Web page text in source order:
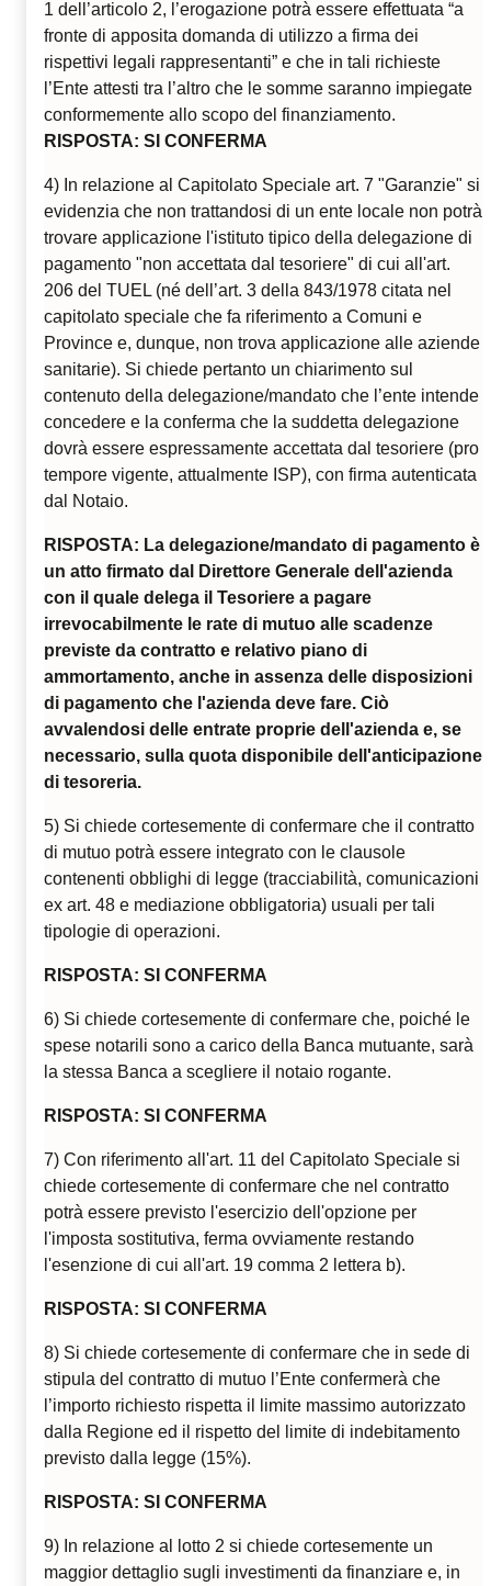
1 dell’articolo 2, l’erogazione potrà essere effettuata “a
fronte di apposita domanda di utilizzo a firma dei
rispettivi legali rappresentanti” e che in tali richieste
l’Ente attesti tra l’altro che le somme saranno impiegate
conformemente allo scopo del finanziamento.
RISPOSTA: SI CONFERMA
4) In relazione al Capitolato Speciale art. 7 "Garanzie" si
evidenzia che non trattandosi di un ente locale non potrà
trovare applicazione l'istituto tipico della delegazione di
pagamento "non accettata dal tesoriere" di cui all'art.
206 del TUEL (né dell’art. 3 della 843/1978 citata nel
capitolato speciale che fa riferimento a Comuni e
Province e, dunque, non trova applicazione alle aziende
sanitarie). Si chiede pertanto un chiarimento sul
contenuto della delegazione/mandato che l’ente intende
concedere e la conferma che la suddetta delegazione
dovrà essere espressamente accettata dal tesoriere (pro
tempore vigente, attualmente ISP), con firma autenticata
dal Notaio.
RISPOSTA: La delegazione/mandato di pagamento è
un atto firmato dal Direttore Generale dell'azienda
con il quale delega il Tesoriere a pagare
irrevocabilmente le rate di mutuo alle scadenze
previste da contratto e relativo piano di
ammortamento, anche in assenza delle disposizioni
di pagamento che l'azienda deve fare. Ciò
avvalendosi delle entrate proprie dell'azienda e, se
necessario, sulla quota disponibile dell'anticipazione
di tesoreria.
5) Si chiede cortesemente di confermare che il contratto
di mutuo potrà essere integrato con le clausole
contenenti obblighi di legge (tracciabilità, comunicazioni
ex art. 48 e mediazione obbligatoria) usuali per tali
tipologie di operazioni.
RISPOSTA: SI CONFERMA
6) Si chiede cortesemente di confermare che, poiché le
spese notarili sono a carico della Banca mutuante, sarà
la stessa Banca a scegliere il notaio rogante.
RISPOSTA: SI CONFERMA
7) Con riferimento all'art. 11 del Capitolato Speciale si
chiede cortesemente di confermare che nel contratto
potrà essere previsto l'esercizio dell'opzione per
l'imposta sostitutiva, ferma ovviamente restando
l'esenzione di cui all'art. 19 comma 2 lettera b).
RISPOSTA: SI CONFERMA
8) Si chiede cortesemente di confermare che in sede di
stipula del contratto di mutuo l’Ente confermerà che
l’importo richiesto rispetta il limite massimo autorizzato
dalla Regione ed il rispetto del limite di indebitamento
previsto dalla legge (15%).
RISPOSTA: SI CONFERMA
9) In relazione al lotto 2 si chiede cortesemente un
maggior dettaglio sugli investimenti da finanziare e, in